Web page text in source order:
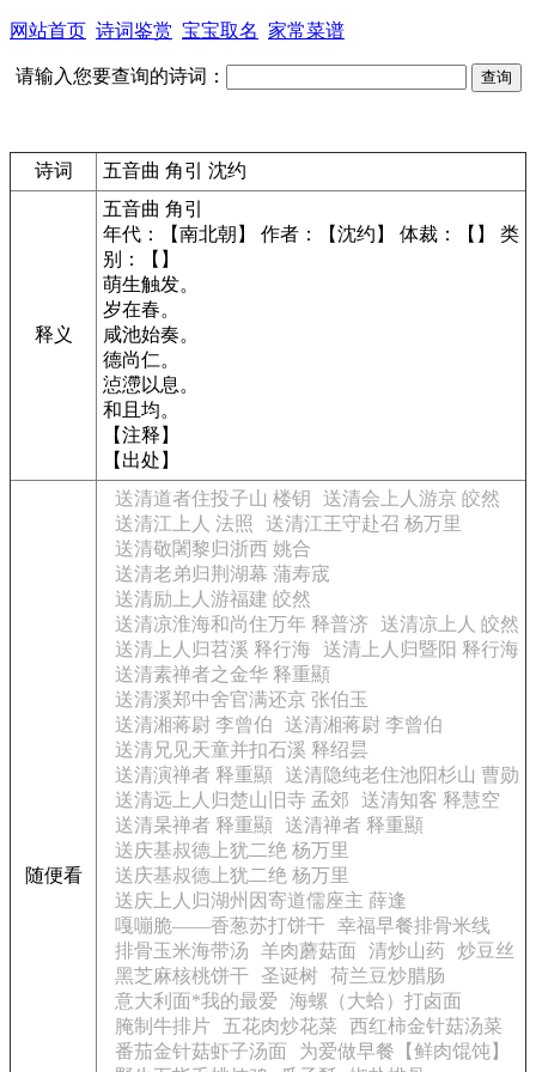
网站首页 诗词鉴赏 宝宝取名 家常菜谱
请输入您要查询的诗词：
诗词 五音曲 角引 沈约
释义
五音曲 角引
年代：【南北朝】 作者：【沈约】 体裁：【】 类
别：【】
萌生触发。
岁在春。
咸池始奏。
德尚仁。
惉懘以息。
和且均。
【注释】
【出处】
随便看
送清道者住投子山 楼钥
送清会上人游京 皎然
送清江上人 法照
送清江王守赴召 杨万里
送清敬闍黎归浙西 姚合
送清老弟归荆湖幕 蒲寿宬
送清励上人游福建 皎然
送清凉淮海和尚住万年 释普济
送清凉上人 皎然
送清上人归苕溪 释行海
送清上人归暨阳 释行海
送清素禅者之金华 释重顯
送清溪郑中舍官满还京 张伯玉
送清湘蒋尉 李曾伯
送清湘蒋尉 李曾伯
送清兄见天童并扣石溪 释绍昙
送清演禅者 释重顯
送清隐纯老住池阳杉山 曹勋
送清远上人归楚山旧寺 孟郊
送清知客 释慧空
送清杲禅者 释重顯
送清禅者 释重顯
送庆基叔德上犹二绝 杨万里
送庆基叔德上犹二绝 杨万里
送庆上人归湖州因寄道儒座主 薛逢
嘎嘣脆——香葱苏打饼干 幸福早餐排骨米线
排骨玉米海带汤
羊肉蘑菇面 清炒山药 炒豆丝
黑芝麻核桃饼干
圣诞树
荷兰豆炒腊肠
意大利面*我的最爱
海螺（大蛤）打卤面
腌制牛排片
五花肉炒花菜
西红柿金针菇汤菜
番茄金针菇虾子汤面
为爱做早餐【鲜肉馄饨】